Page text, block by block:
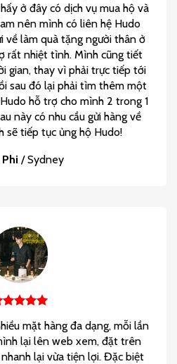
ở đây có dịch vụ mua hộ và
nên mình có liên hệ Hudo
về làm quà tặng người thân ở
rất nhiệt tình. Mình cũng tiết
gian, thay vì phải trực tiếp tới
sau đó lại phải tìm thêm một
hỗ trợ cho mình 2 trong 1
này có nhu cầu gửi hàng về
sẽ tiếp tục ủng hộ Hudo!
/Sydney
mặt hàng đa dạng, mỗi lần
lại lên web xem, đặt trên
lại vừa tiện lợi. Đặc biệt